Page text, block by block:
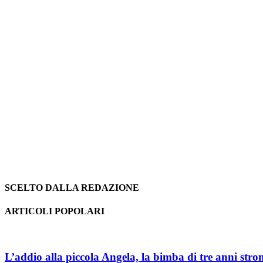
SCELTO DALLA REDAZIONE
ARTICOLI POPOLARI
L’addio alla piccola Angela, la bimba di tre anni